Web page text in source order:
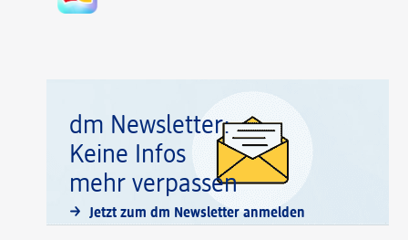
dm Newsletter:
Keine Infos
mehr verpassen
Jetzt zum dm Newsletter anmelden